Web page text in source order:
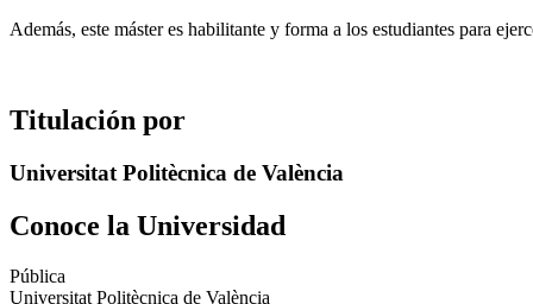
Además, este máster es habilitante y forma a los estudiantes para
Titulación por
Universitat Politècnica de València
Conoce la Universidad
Pública
Universitat Politècnica de València